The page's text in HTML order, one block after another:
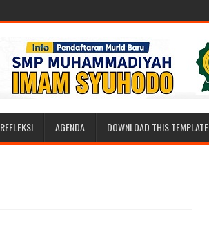
REFLEKSI AGENDA DOWNLOAD THIS TEMPLATE